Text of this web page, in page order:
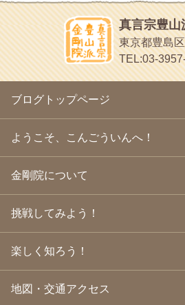
2010年4月(25)
2010年3月(22)
2010年2月
(23)
2010年1月(23)
2009年12月(18)
2009年10月(20)
2009年9月(20)
2009年8月 (18)
2009年7月
(21)
2009年6月(22)
2009年5月(20)
2009年2月(19)
2009年1月(25)
2008年12月 (22)
2008年9月(24)
ほうげん日記
放言じゃなくて和尚さんの名前だよ
面白いサイトみつけたよ。
ヘェ～という感じ
chocolab.Air♪DIALY
ラブラドールのワンちゃんがかわいいよ
真言宗豊山
東京都豊島
TEL:03-
ブログトップページ
ようこそ、こんごういんへ！
金剛院について
挑戦してみよう！
楽しく知ろう！
地図・交通アクセス